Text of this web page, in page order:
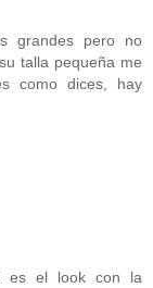
grandes pero no
talla pequeña me
como dices, hay
es el look con la